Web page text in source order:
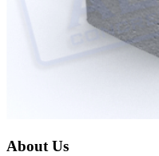
About Us